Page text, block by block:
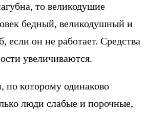
то великодушие
бедный, великодушный и
если он не работает. Средства
увеличиваются.
по которому одинаково
люди слабые и порочные,